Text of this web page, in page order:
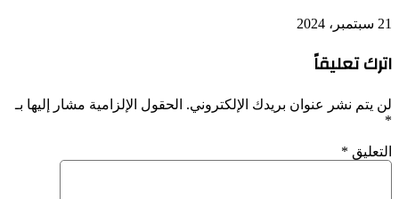
21 سبتمبر، 2024
اترك تعليقاً
لن يتم نشر عنوان بريدك الإلكتروني. الحقول الإلزامية مشار إليها بـ
*
التعليق *